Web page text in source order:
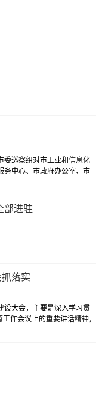
委巡察组对市工业和信息化
务中心、市政府办公室、市
局（市财政运行保障中
部进驻
落实
大会，主要是深入学习贯
作会议上的重要讲话精神，
大力整治作风方面存在的